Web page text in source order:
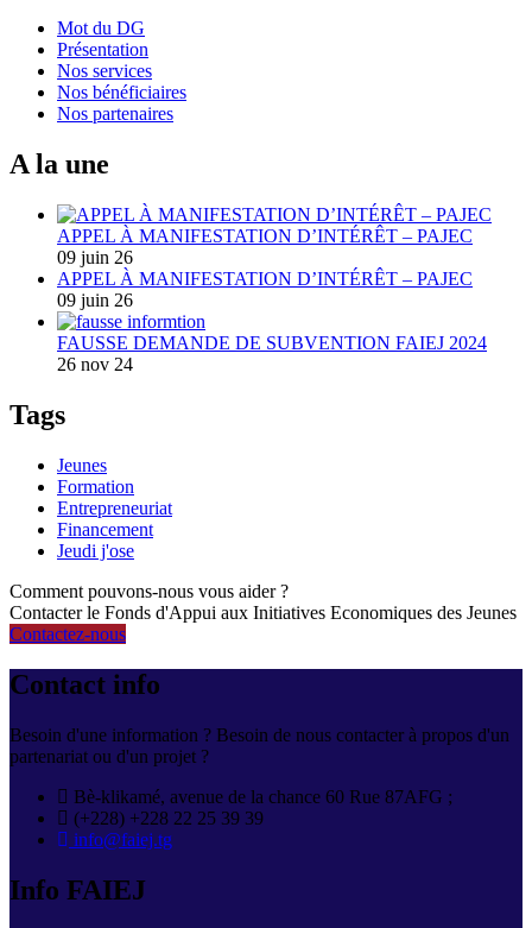
Mot du DG
Présentation
Nos services
Nos bénéficiaires
Nos partenaires
A la une
APPEL À MANIFESTATION D’INTÉRÊT – PAJEC
09 juin 26
APPEL À MANIFESTATION D’INTÉRÊT – PAJEC
09 juin 26
FAUSSE DEMANDE DE SUBVENTION FAIEJ 2024
26 nov 24
Tags
Jeunes
Formation
Entrepreneuriat
Financement
Jeudi j'ose
Comment pouvons-nous vous aider ?
Contacter le Fonds d'Appui aux Initiatives Economiques des Jeunes
Contactez-nous
Contact info
Besoin d'une information ? Besoin de nous contacter à propos d'un
partenariat ou d'un projet ?
Bè-klikamé, avenue de la chance 60 Rue 87AFG ;
(+228) +228 22 25 39 39
info@faiej.tg
Info FAIEJ